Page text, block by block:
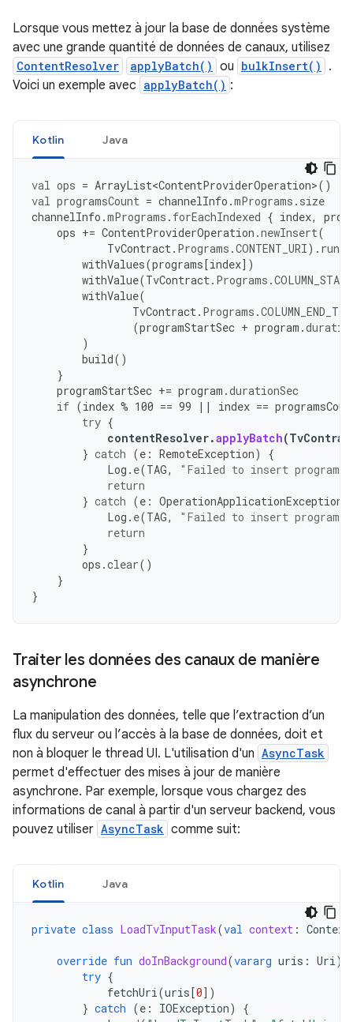
Lorsque vous mettez à jour la base de données système
avec une grande quantité de données de canaux, utilisez
ContentResolver applyBatch() ou bulkInsert()
.
Voici un exemple avec applyBatch() :
Kotlin Java
val ops = ArrayList<ContentProviderOperation>()
val programsCount = channelInfo .mPrograms . size
channelInfo .mPrograms . forEachIndexed { index,
ops += ContentProviderOperation .newInsert(
TvContract. Programs .CONTENT_URI). run
withValues(programs [index] )
withValue(TvContract. Programs .
withValue(
TvContract. Programs .
(programStartSec + program .
)
build()
}
programStartSec += program .durationSec
if (index % 100 == 99 || index ==
try {
contentResolver.applyBatch(
} catch (e : RemoteException)
{
Log . e(TAG,
"Failed to insert
return
} catch (e : OperationApplicationException
Log . e(TAG,
"Failed to insert
return
}
ops .clear()
}
}
Traiter les données des canaux de manière
asynchrone
La manipulation des données, telle que l’extraction d’un
flux du serveur ou l’accès à la base de données, doit et
non à bloquer le thread UI. L'utilisation d'un AsyncTask
permet d'effectuer des mises à jour de manière
asynchrone. Par exemple, lorsque vous chargez des
informations de canal à partir d'un serveur backend, vous
pouvez utiliser AsyncTask comme suit:
Kotlin Java
private class LoadTvInputTask(val context : Context
override fun doInBackground(vararg uris : Uri)
try {
fetchUri(uris [0] )
} catch (e : IOException)
{